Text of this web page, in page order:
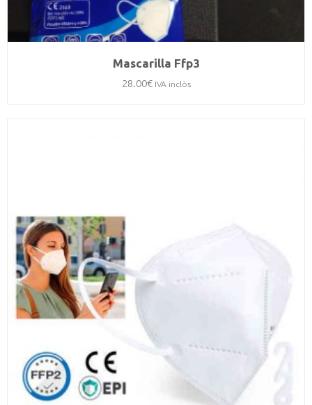
Mascarilla Ffp3
28.00€ IVA inclòs